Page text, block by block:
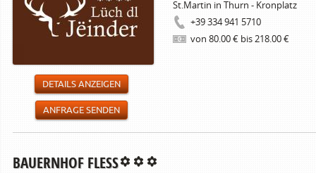
St.Martin in Thurn - Kronplatz
+39 334 941 5710
von 80.00 € bis 218.00 €
DETAILS ANZEIGEN
ANFRAGE SENDEN
BAUERNHOF FLESS